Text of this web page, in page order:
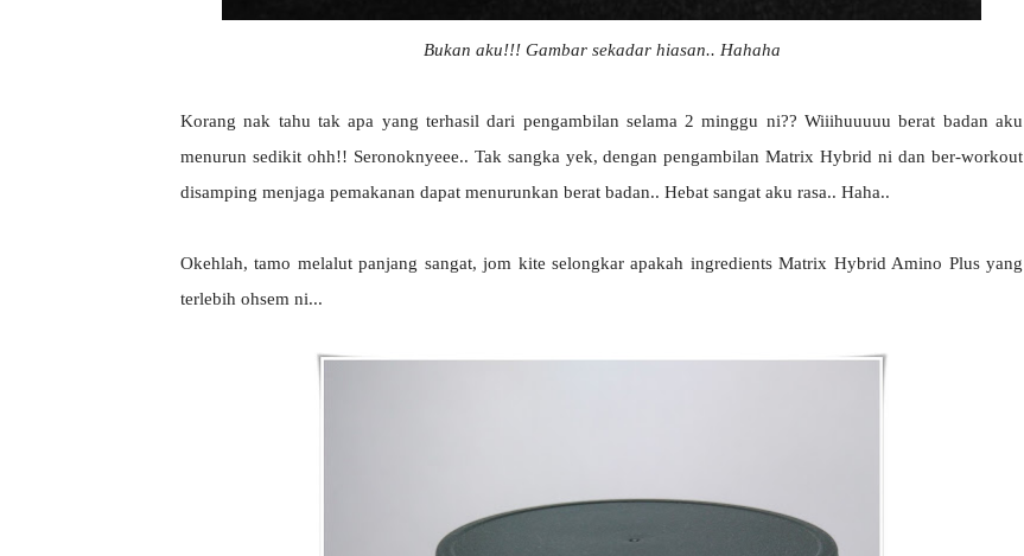
Bukan aku!!! Gambar sekadar hiasan.. Hahaha
Korang nak tahu tak apa yang terhasil dari pengambilan selama 2 minggu ni?? Wiiihuuuuu berat badan aku
menurun sedikit ohh!! Seronoknyeee.. Tak sangka yek, dengan pengambilan Matrix Hybrid ni dan ber-workout
disamping menjaga pemakanan dapat menurunkan berat badan.. Hebat sangat aku rasa.. Haha..
Okehlah, tamo melalut panjang sangat, jom kite selongkar apakah ingredients Matrix Hybrid Amino Plus yang
terlebih ohsem ni...